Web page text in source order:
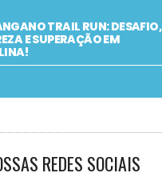
TRAIL RUN: DESAFIO,
E SUPERAÇÃO EM
REDES SOCIAIS